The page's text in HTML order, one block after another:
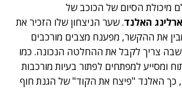
מיכולת הסיום של הכוכב של
ארלינג האלנד. שער הניצחון שלו הזכיר את
את ההקשר, מפענח מצבים מורכבים
שבה צריך לקבל את ההחלטה הנכונה. כמו
ומסייע למפתחים לפתור בעיות מורכבות
כך האלנד "פיצח את הקוד" של הגנת חוף